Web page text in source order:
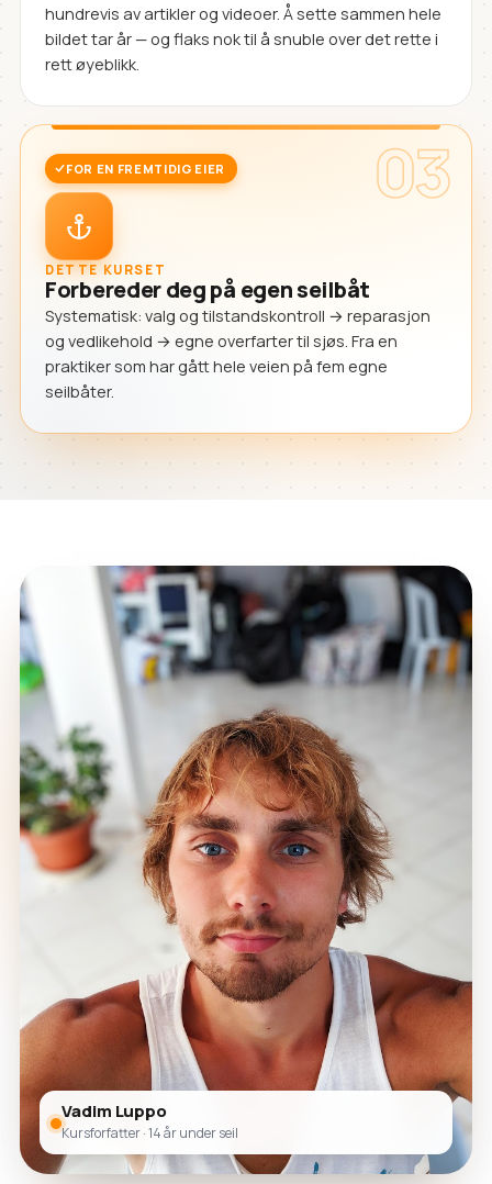
hundrevis av artikler og videoer. Å sette sammen hele
bildet tar år — og flaks nok til å snuble over det rette i
rett øyeblikk.
03
FOR EN FREMTIDIG EIER
DETTE KURSET
Forbereder deg på egen seilbåt
Systematisk: valg og tilstandskontroll → reparasjon
og vedlikehold → egne overfarter til sjøs. Fra en
praktiker som har gått hele veien på fem egne
seilbåter.
Vadim Luppo
Kursforfatter · 14 år under seil